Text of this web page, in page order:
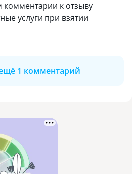
комментарии к отзыву
услуги при взятии
1 комментарий